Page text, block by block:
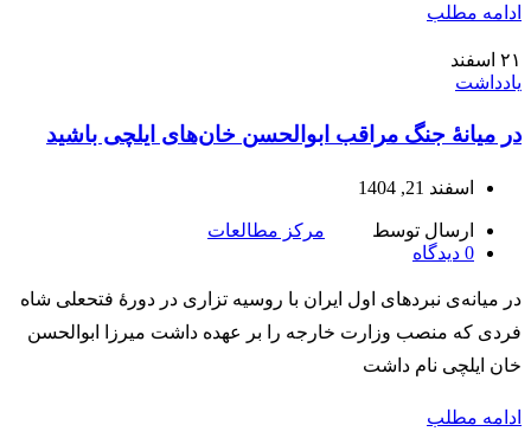
ادامه مطلب
۲۱ اسفند
یادداشت
در میانۀ جنگ مراقب ابوالحسن‌ خان‌های ایلچی باشید
اسفند 21, 1404
ارسال توسط
مرکز مطالعات
0 دیدگاه
در میانه‌ی نبردهای اول ایران با روسیه تزاری در دورۀ فتحعلی شاه
فردی که منصب وزارت خارجه را بر عهده داشت میرزا ابوالحسن
خان ایلچی نام داشت
ادامه مطلب